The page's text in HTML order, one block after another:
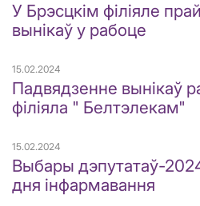
У Брэсцкім філіяле
вынікаў у рабоце
15.02.2024
Падвядзенне вынікаў
філіяла " Белтэлекам"
15.02.2024
Выбары дэпутатаў-
дня інфармавання